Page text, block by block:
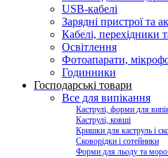
USB-кабелі
Зарядні пристрої та
Кабелі, перехідники
Освітлення
Фотоапарати,
Годинники
Господарські товари
Все для випікання
Каструлі, форми для
Каструлі, ковші
Кришки для каструль і
Сковорідки і сотейники
Форми для льоду та